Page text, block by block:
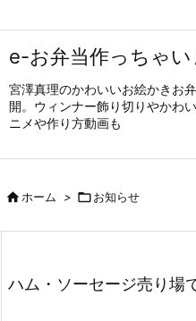
e-お弁当作っちゃ
宮澤真理のかわいいお絵かきお
開。ウィンナー飾り切りやかわ
ニメや作り方動画も
ホーム > お知らせ
ハム・ソーセージ売り場